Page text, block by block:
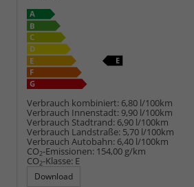
Verbrauch kombiniert: 6,80 l/100km
Verbrauch Innenstadt: 9,90 l/100km
Verbrauch Stadtrand: 6,90 l/100km
Verbrauch Landstraße: 5,70 l/100km
Verbrauch Autobahn: 6,40 l/100km
CO2-Emissionen: 154,00 g/km
CO2-Klasse: E
Download